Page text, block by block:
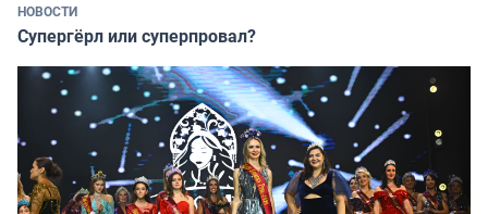
НОВОСТИ
Супергёрл или суперпровал?